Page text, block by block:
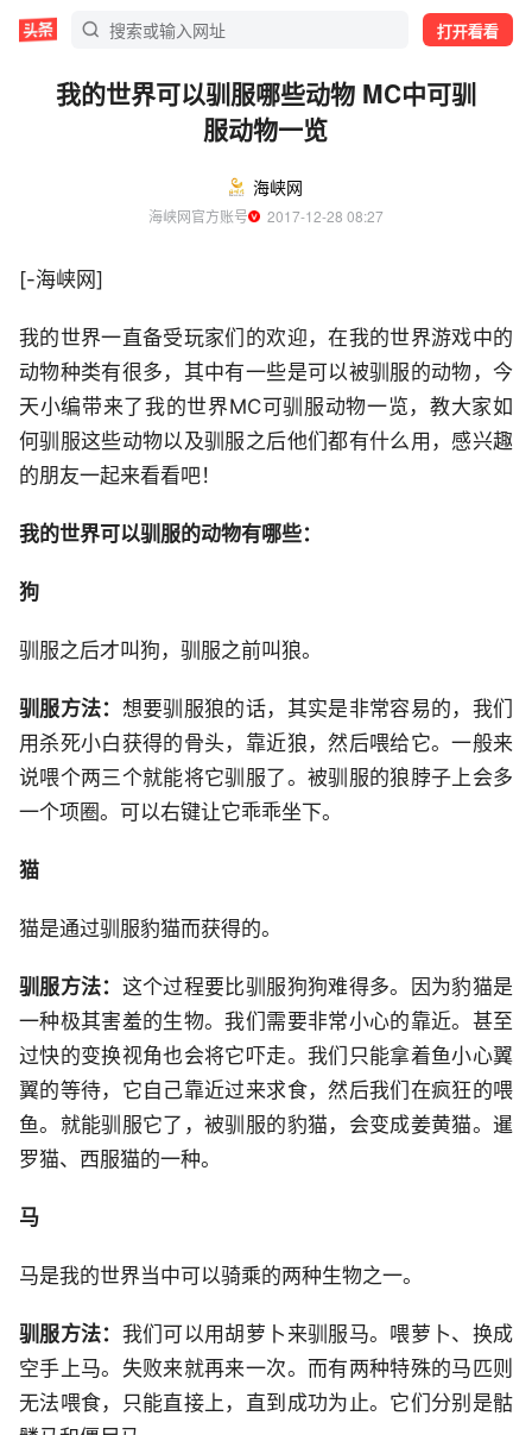
打开看看
我的世界可以驯服哪些动物 MC中可驯
服动物一览
海峡网
海峡网官方账号
  2017-12-28 08:27
[-海峡网]
我的世界一直备受玩家们的欢迎，在我的世界游戏中的
动物种类有很多，其中有一些是可以被驯服的动物，今
天小编带来了我的世界MC可驯服动物一览，教大家如
何驯服这些动物以及驯服之后他们都有什么用，感兴趣
的朋友一起来看看吧！
我的世界可以驯服的动物有哪些：
狗
驯服之后才叫狗，驯服之前叫狼。
驯服方法： 想要驯服狼的话，其实是非常容易的，我们
用杀死小白获得的骨头，靠近狼，然后喂给它。一般来
说喂个两三个就能将它驯服了。被驯服的狼脖子上会多
一个项圈。可以右键让它乖乖坐下。
猫
猫是通过驯服豹猫而获得的。
驯服方法： 这个过程要比驯服狗狗难得多。因为豹猫是
一种极其害羞的生物。我们需要非常小心的靠近。甚至
过快的变换视角也会将它吓走。我们只能拿着鱼小心翼
翼的等待，它自己靠近过来求食，然后我们在疯狂的喂
鱼。就能驯服它了，被驯服的豹猫，会变成姜黄猫。暹
罗猫、西服猫的一种。
马
马是我的世界当中可以骑乘的两种生物之一。
驯服方法： 我们可以用胡萝卜来驯服马。喂萝卜、换成
空手上马。失败来就再来一次。而有两种特殊的马匹则
无法喂食，只能直接上，直到成功为止。它们分别是骷